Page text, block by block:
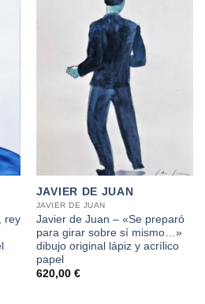
rey
JAVIER DE JUAN
JAVIER DE JUAN
Javier de Juan – «Se preparó
para girar sobre sí mismo…»
dibujo original lápiz y acrílico
papel
620,00 €